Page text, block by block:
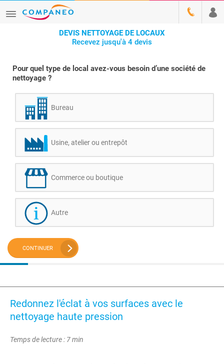
DEVIS NETTOYAGE DE LOCAUX
Recevez jusqu'à 4 devis
Pour quel type de local avez-vous besoin d’une société de
nettoyage ?
Bureau
Usine, atelier ou entrepôt
Commerce ou boutique
Autre
CONTINUER
Redonnez l'éclat à vos surfaces avec le
nettoyage haute pression
Temps de lecture : 7 min